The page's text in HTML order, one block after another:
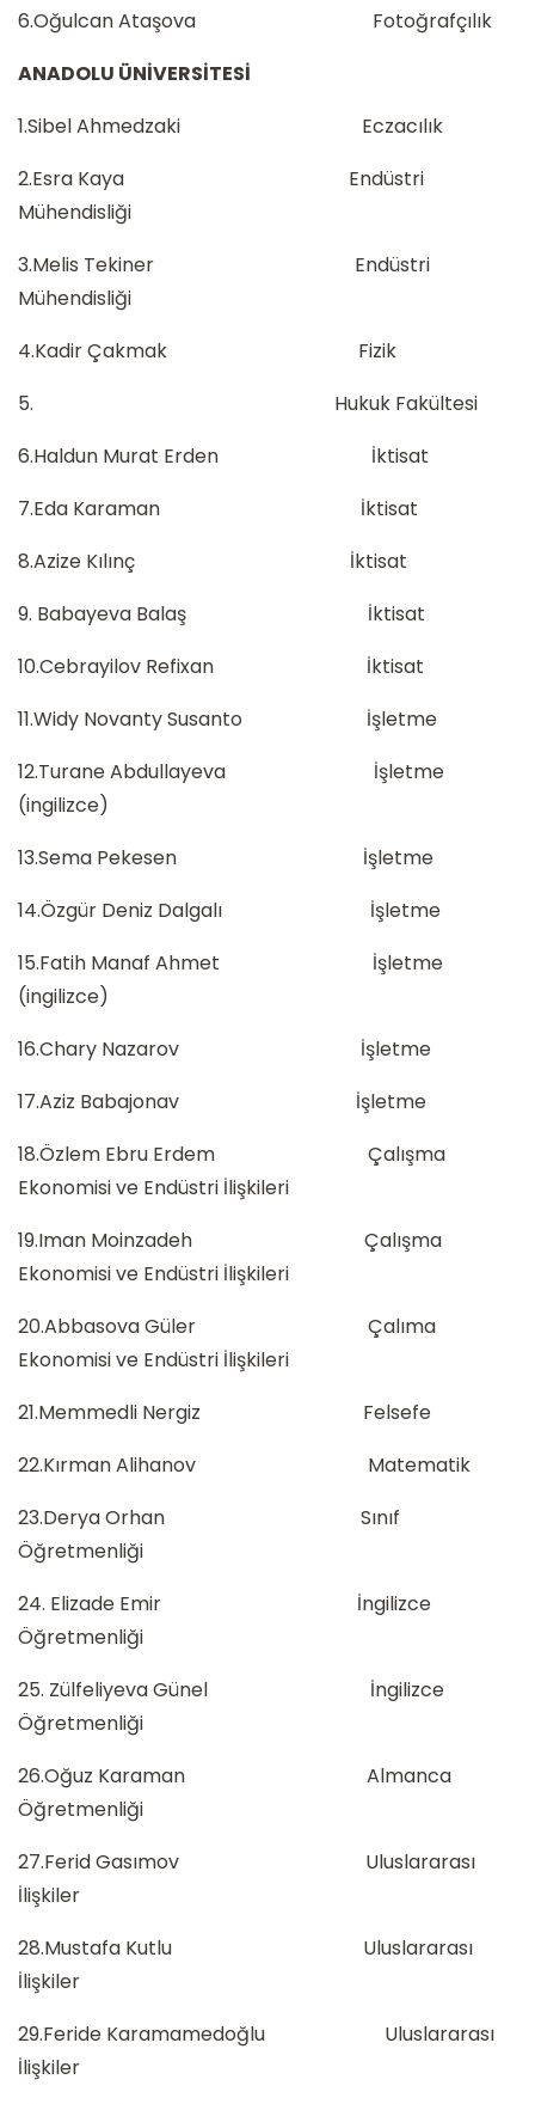
6.Oğulcan Ataşova Fotoğrafçılık
ANADOLU ÜNİVERSİTESİ
1.Sibel Ahmedzaki Eczacılık
2.Esra Kaya Endüstri
Mühendisliği
3.Melis Tekiner Endüstri
Mühendisliği
4.Kadir Çakmak Fizik
5. Hukuk Fakültesi
6.Haldun Murat Erden İktisat
7.Eda Karaman İktisat
8.Azize Kılınç İktisat
9. Babayeva Balaş İktisat
10.Cebrayilov Refixan İktisat
11.Widy Novanty Susanto İşletme
12.Turane Abdullayeva İşletme
(ingilizce)
13.Sema Pekesen İşletme
14.Özgür Deniz Dalgalı İşletme
15.Fatih Manaf Ahmet İşletme
(ingilizce)
16.Chary Nazarov İşletme
17.Aziz Babajonav İşletme
18.Özlem Ebru Erdem Çalışma
Ekonomisi ve Endüstri İlişkileri
19.Iman Moinzadeh Çalışma
Ekonomisi ve Endüstri İlişkileri
20.Abbasova Güler Çalıma
Ekonomisi ve Endüstri İlişkileri
21.Memmedli Nergiz Felsefe
22.Kırman Alihanov Matematik
23.Derya Orhan Sınıf
Öğretmenliği
24. Elizade Emir İngilizce
Öğretmenliği
25. Zülfeliyeva Günel İngilizce
Öğretmenliği
26.Oğuz Karaman Almanca
Öğretmenliği
27.Ferid Gasımov Uluslararası
İlişkiler
28.Mustafa Kutlu Uluslararası
İlişkiler
29.Feride Karamamedoğlu Uluslararası
İlişkiler